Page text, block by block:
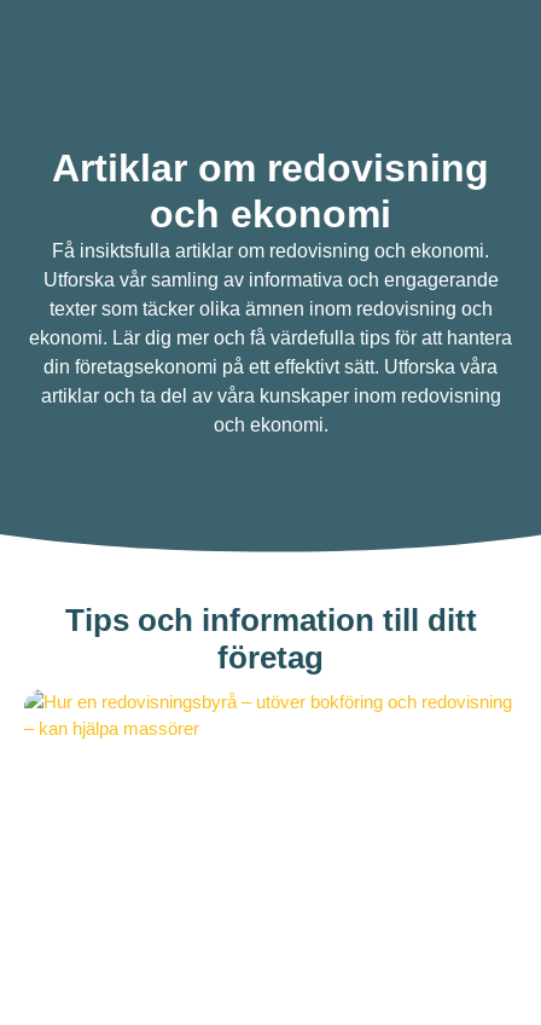
Artiklar om redovisning
och ekonomi
Få insiktsfulla artiklar om redovisning och ekonomi.
Utforska vår samling av informativa och engagerande
texter som täcker olika ämnen inom redovisning och
ekonomi. Lär dig mer och få värdefulla tips för att hantera
din företagsekonomi på ett effektivt sätt. Utforska våra
artiklar och ta del av våra kunskaper inom redovisning
och ekonomi.
Tips och information till ditt
företag